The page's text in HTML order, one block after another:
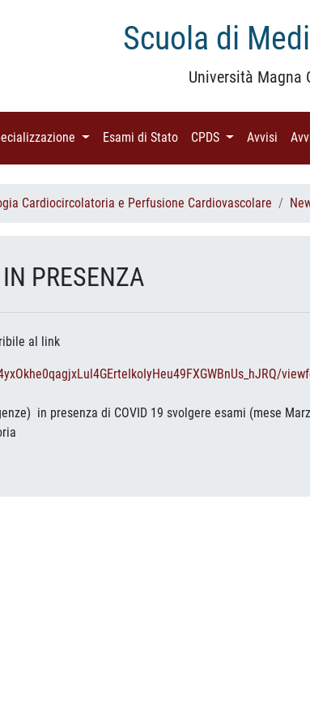
Scuola di
Università Magna
(current)Esami di Stato (current)
CPDS (current)
Avvisi
Cardiocircolatoria e Perfusione Cardiovascolare
PRESENZA
al link
l4GErteIkoIyHeu49FXGWBnUs_ hJRQ/
in presenza di COVID 19 svolgere esami (mese